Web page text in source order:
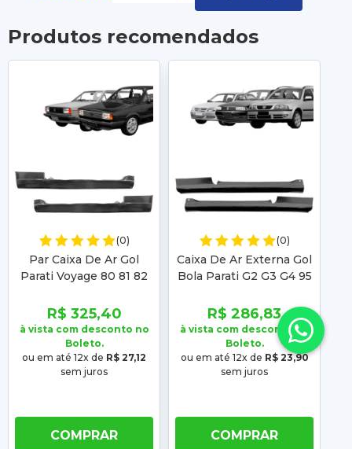
Produtos recomendados
(0)
Par Caixa De Ar Gol
Parati Voyage 80 81 82
91 92 93 94 Com Lateral
R$ 325,40
à vista com desconto no
Boleto.
ou em até 12x de R$ 27,12
sem juros
COMPRAR
(0)
Caixa De Ar Externa Gol
Bola Parati G2 G3 G4 95
Portas Com Lateral Tipo
Original
R$ 286,83
à vista com desconto no
Boleto.
ou em até 12x de R$ 23,90
sem juros
COMPRAR